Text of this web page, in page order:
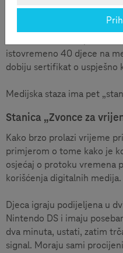
prolazak svih stanica igre
istovremeno 40 djece na
dobiju sertifikat o uspješno
Medijska staza ima pet
Stanica „Zvonce za
Kako brzo prolazi vrijeme
primjerom o tome kako je
osjećaj o protoku vremena
korišćenja digitalnih medija.
Djeca igraju podijeljena u
Nintendo DS i imaju
dva minuta, ustati, zatim
signal. Moraju sami